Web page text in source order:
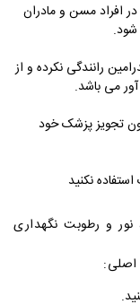
افراد مسن و مادران
شود.
رانندگی نکرده و از
می باشد.
برای کودکان زیر 12 سال بدون تجویز پزشک خود
نکنید
نور و رطوبت نگهداری
اصلی: